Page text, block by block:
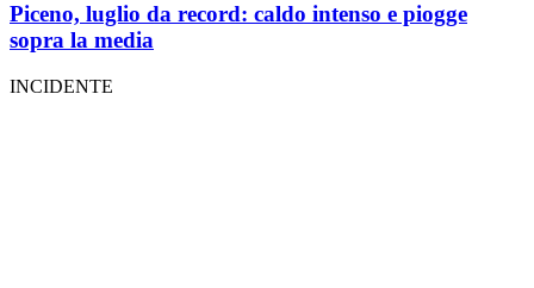
Piceno, luglio da record: caldo intenso e piogge
sopra la media
INCIDENTE